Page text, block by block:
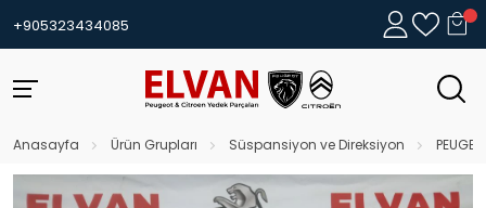
+905323434085
Anasayfa Ürün Grupları Süspansiyon ve Direksiyon